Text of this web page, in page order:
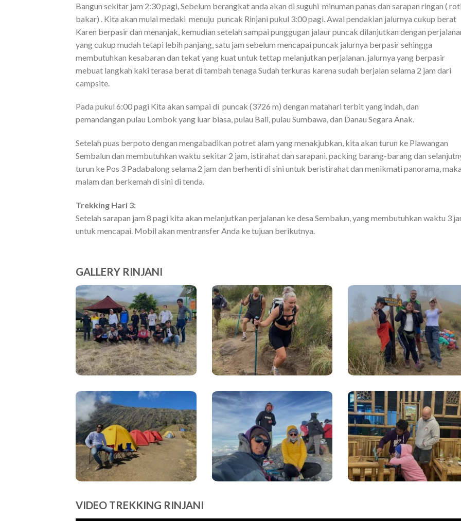
Bangun sekitar jam 2:30 pagi, Sebelum berangkat anda akan di suguhi minuman panas dan sarapan ringan (
bakar) . Kita akan mulai medaki menuju puncak Rinjani pukul 3:00 pagi. Awal pendakian jalurnya cukup berat
Karen berpasir dan menanjak, kemudian setelah sampai punggugan jalaur puncak dilanjutkan dengan
yang cukup mudah tetapi lebih panjang, satu jam sebelum mencapai puncak jalurnya berpasir sehingga
membutuhkan kesabaran dan tekat yang kuat untuk tettap melanjutkan perjalanan. jalurnya yang berpasir
mebuat langkah kaki terasa berat di tambah tenaga Sudah terkuras karena sudah berjalan selama 2 jam dari
campsite.
Pada pukul 6:00 pagi Kita akan sampai di puncak (3726 m) dengan matahari terbit yang indah, dan
pemandangan pulau Lombok yang luar biasa, pulau Bali, pulau Sumbawa, dan Danau Segara Anak.
Setelah puas berpoto dengan mengabadikan potret alam yang menakjubkan, kita akan turun ke Plawangan
Sembalun dan membutuhkan waktu sekitar 2 jam, istirahat dan sarapani. packing barang-barang dan
turun ke Pos 3 Padabalong selama 2 jam dan berhenti di sini untuk beristirahat dan menikmati panorama,
malam dan berkemah di sini di tenda.
Trekking Hari 3:
Setelah sarapan jam 8 pagi kita akan melanjutkan perjalanan ke desa Sembalun, yang membutuhkan waktu 3
untuk mencapai. Mobil akan mentransfer Anda ke tujuan berikutnya.
GALLERY RINJANI
VIDEO TREKKING RINJANI